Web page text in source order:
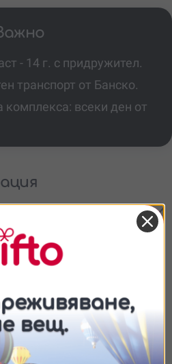
- 14 г. с придружител.
транспорт от Банско.
комплекса: всеки ден от
до
ограничения?
се ползва през
активности на
Относно